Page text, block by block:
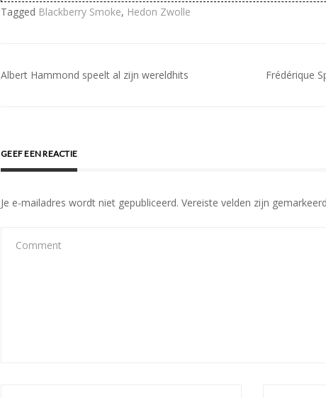
Tagged Blackberry Smoke, Hedon Zwolle
Bericht
Albert Hammond speelt al zijn wereldhits Frédérique
GEEF EEN REACTIE
Je e-mailadres wordt niet gepubliceerd. Vereiste velden zijn